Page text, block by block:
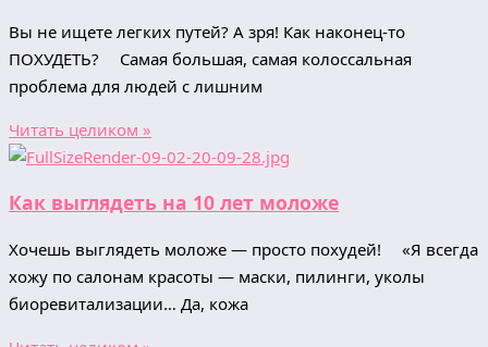
Вы не ищете легких путей? А зря! Как наконец-то
ПОХУДЕТЬ? ⠀ Самая большая, самая колоссальная
проблема для людей с лишним
Читать целиком »
Как выглядеть на 10 лет моложе
Хочешь выглядеть моложе — просто похудей! ⠀ «Я всегда
хожу по салонам красоты — маски, пилинги, уколы
биоревитализации… Да, кожа